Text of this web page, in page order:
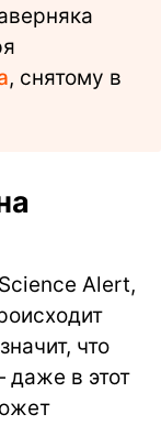
, снятому в
Alert,
что
в этот